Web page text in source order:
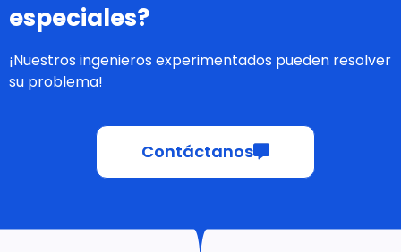
especiales?
¡Nuestros ingenieros experimentados pueden resolver
su problema!
Contáctanos